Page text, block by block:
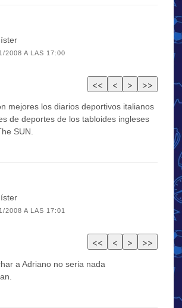
2008 A LAS 17:00
mejores los diarios deportivos italianos
de deportes de los tabloides ingleses
SUN.
2008 A LAS 17:01
a Adriano no seria nada